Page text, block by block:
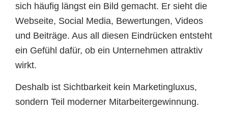
sich häufig längst ein Bild gemacht. Er sieht die
Webseite, Social Media, Bewertungen, Videos
und Beiträge. Aus all diesen Eindrücken entsteht
ein Gefühl dafür, ob ein Unternehmen attraktiv
wirkt.
Deshalb ist Sichtbarkeit kein Marketingluxus,
sondern Teil moderner Mitarbeitergewinnung.